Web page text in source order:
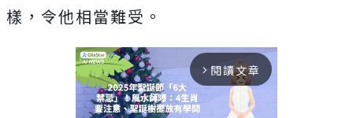
樣，令他相當難受。
arrow_forward_ios 閱讀文章